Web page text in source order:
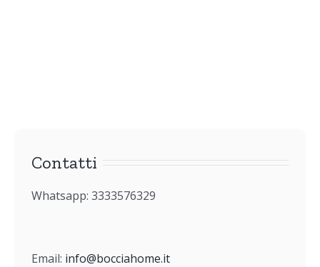
Contatti
Whatsapp: 3333576329
Email: info@bocciahome.it